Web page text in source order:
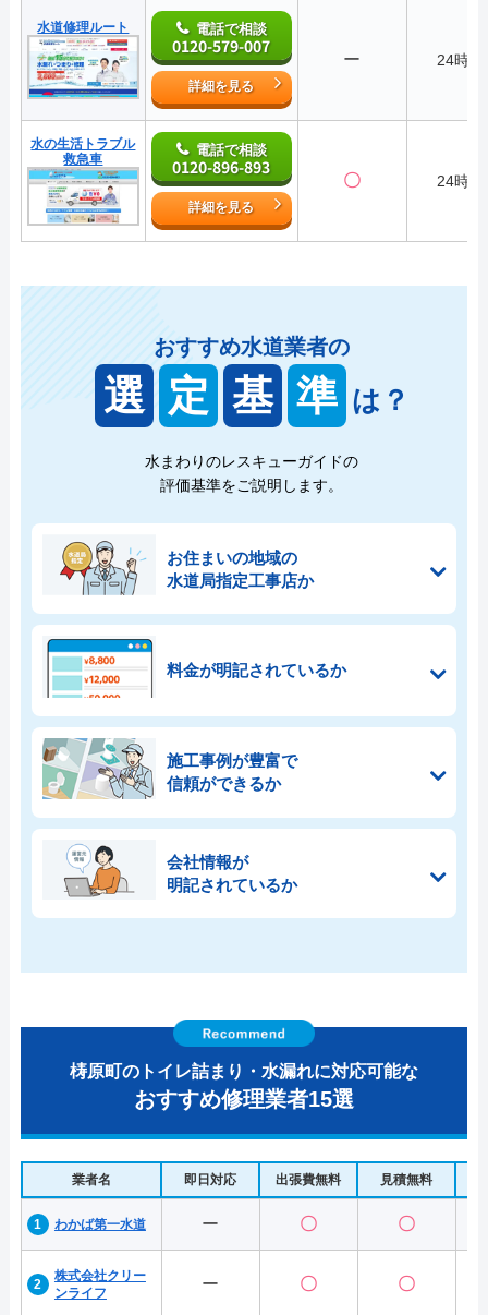
水道修理ルート 電話で相談
0120-579-007
詳細を見る
ー 24時間
水の生活トラブル
救急車
電話で相談
0120-896-893
詳細を見る
〇 24時間
おすすめ水道業者の
選 定 基 準 は？
水まわりのレスキューガイドの
評価基準をご説明します。
お住まいの地域の
水道局指定工事店か
料金が明記されているか
施工事例が豊富で
信頼ができるか
会社情報が
明記されているか
梼原町のトイレ詰まり・水漏れに対応可能な
おすすめ修理業者15選
業者名 即日対応 出張費無料 見積無料
わかば第一水道 ー 〇 〇
株式会社クリー
ンライフ
ー 〇 〇